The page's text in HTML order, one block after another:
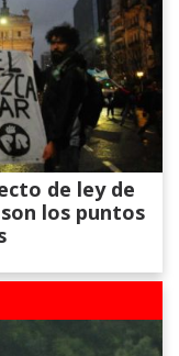
de ley de
los puntos